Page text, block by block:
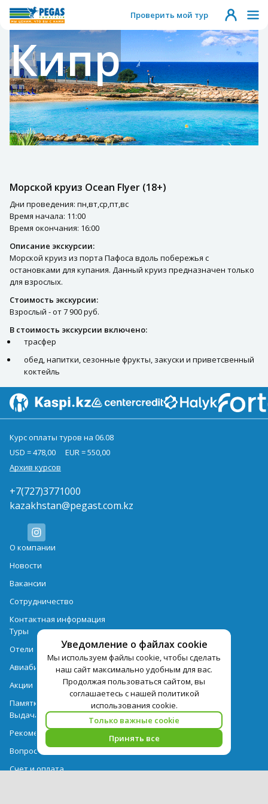
Проверить мой тур
Кипр
Морской круиз Ocean Flyer (18+)
Дни проведения: пн,вт,ср,пт,вс
Время начала: 11:00
Время окончания: 16:00
Описание экскурсии:
Морской круиз из порта Пафоса вдоль побережья с
остановками для купания. Данный круиз предназначен только
для взрослых.
Стоимость экскурсии:
Взрослый - от 7 900 руб.
В стоимость экскурсии включено:
трасфер
обед, напитки, сезонные фрукты, закуски и приветсвенный
коктейль
Уведомление о файлах cookie
Мы используем файлы cookie, чтобы сделать
наш сайт максимально удобным для вас.
Продолжая пользоваться сайтом, вы
соглашаетесь с нашей политикой
использования cookie.
Только важные cookie
Принять все
Курс оплаты туров на 06.08
USD = 478,00
EUR = 550,00
Архив курсов
+7(727)3771000
kazakhstan@pegast.com.kz
О компании
Новости
Вакансии
Сотрудничество
Контактная информация
Туры
Отели
Авиабилеты
Акции
Памятка для туристов
Выдача документов
Рекомендации
Вопрос-ответ
Счет и оплата